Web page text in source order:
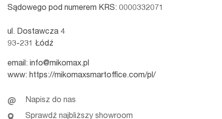
Sądowego pod numerem KRS: 0000332071
ul. Dostawcza 4
93-231 Łódź
email: info@mikomax.pl
www: https://mikomaxsmartoffice.com/pl/
Napisz do nas
Sprawdź najbliższy showroom